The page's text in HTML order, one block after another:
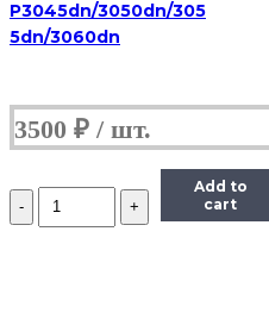
P3045dn/3050dn/305
5dn/3060dn
3500 ₽
Количество
Тонер-
Add to
cart